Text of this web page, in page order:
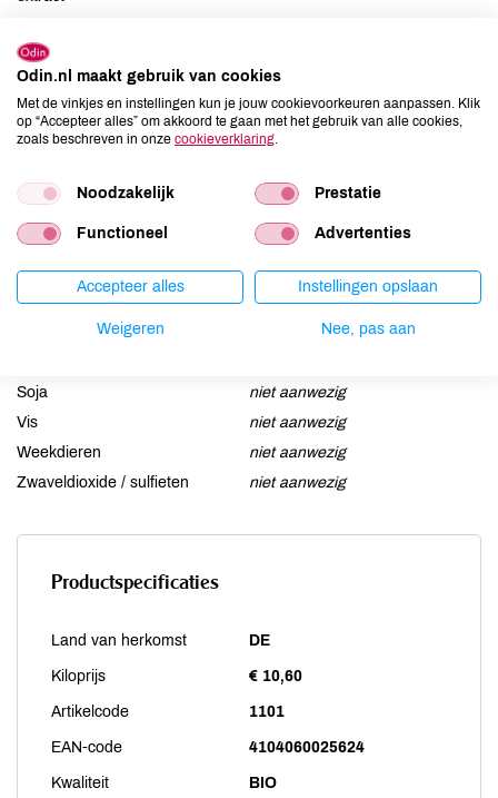
Allergenen
Aardnoten
niet aanwezig
Ei
niet aanwezig
Lactose
aanwezig
Mosterd
niet aanwezig
Noten
niet aanwezig
Schaaldieren
niet aanwezig
niet aanwezig
Soja
niet aanwezig
Vis
niet aanwezig
Weekdieren
niet aanwezig
Zwaveldioxide / sulfieten
niet aanwezig
Productspecificaties
Land van herkomst DE
Kiloprijs € 10,60
Artikelcode 1101
EAN-code 4104060025624
Kwaliteit BIO
Odin.nl maakt gebruik van cookies
Met de vinkjes en instellingen kun je jouw cookievoorkeuren aanpassen. Klik
op “Accepteer alles” om akkoord te gaan met het gebruik van alle cookies,
zoals beschreven in onze cookieverklaring
Noodzakelijk Prestatie
Functioneel Advertenties
Accepteer alles Instellingen opslaan
Weigeren Nee, pas aan